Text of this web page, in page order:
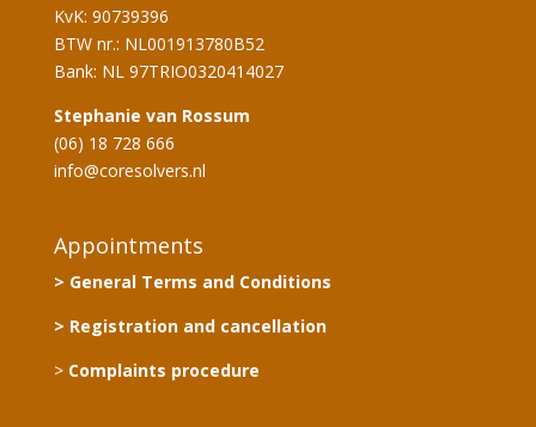
KvK: 90739396
BTW nr.: NL001913780B52
Bank: NL 97TRIO0320414027
Stephanie van Rossum
(06) 18 728 666
info@coresolvers.nl
Appointments
> General Terms and Conditions
> Registration and cancellation
> Complaints procedure